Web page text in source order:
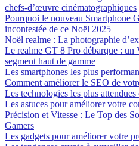
chefs-d’œuvre cinématographiques
Pourquoi le nouveau Smartphone
incontestée de ce Noël 2025
Noël realme : La photographie
Le realme GT 8 Pro débarque :
segment haut de gamme
Les smartphones les plus
Comment améliorer le SEO de
Les technologies les plus attendues
Les astuces pour améliorer votre
Précision et Vitesse : Le Top des
Gamers
Les gadgets pour améliorer votre